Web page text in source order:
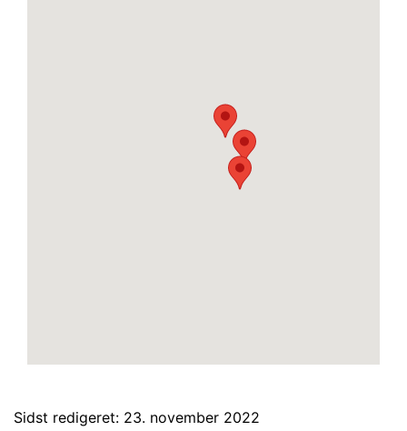
Sidst redigeret: 23. november 2022